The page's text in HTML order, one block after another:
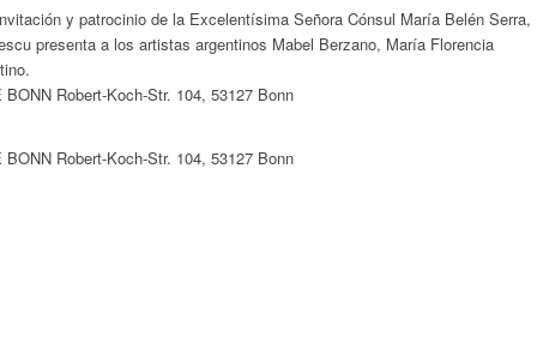
y patrocinio de la Excelentísima Señora Cónsul María Belén Serra,
presenta a los artistas argentinos Mabel Berzano, María Florencia
Robert-Koch-Str. 104, 53127 Bonn
Robert-Koch-Str. 104, 53127 Bonn